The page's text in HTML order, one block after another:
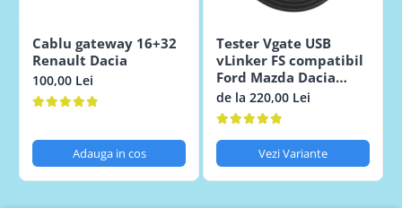
Cablu gateway 16+32
Renault Dacia
100,00 Lei
Adauga in cos
Tester Vgate USB
vLinker FS compatibil
Ford Mazda Dacia
Renault VAG RenoLink
de la 220,00 Lei
Vezi Variante